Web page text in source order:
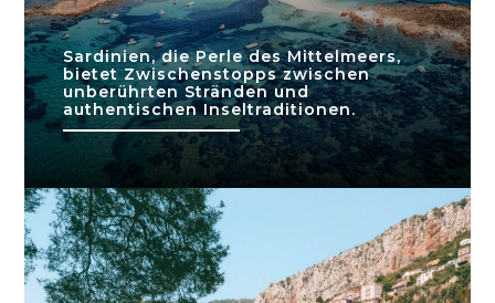
Sardinien, die Perle des Mittelmeers,
bietet Zwischenstopps zwischen
unberührten Stränden und
authentischen Inseltraditionen.